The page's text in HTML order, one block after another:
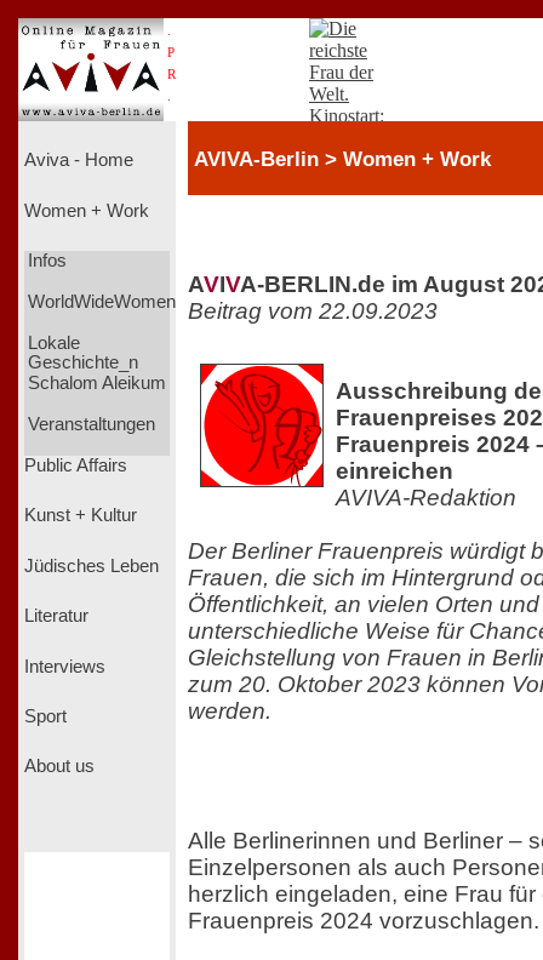
P
R
Aviva - Home
Women + Work
Infos
WorldWideWomen
Lokale
Geschichte_n
Schalom Aleikum
Veranstaltungen
Public Affairs
Kunst + Kultur
Jüdisches Leben
Literatur
Interviews
Sport
About us
AVIVA-Berlin > Women + Work
AVIVA-BERLIN.de im August
Beitrag vom 22.09.2023
Ausschreibung
Frauenpreises
Frauenpreis 2024
einreichen
AVIVA-Redaktion
Der Berliner Frauenpreis würdigt
Frauen, die sich im Hintergrund
Öffentlichkeit, an vielen Orten
unterschiedliche Weise für
Gleichstellung von Frauen in
zum 20. Oktober 2023 können
werden.
Alle Berlinerinnen und Berliner –
Einzelpersonen als auch
herzlich eingeladen, eine Frau
Frauenpreis 2024 vorzuschlagen.